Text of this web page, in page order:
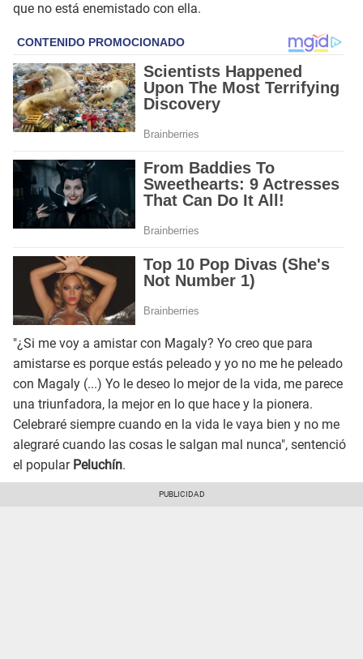
que no está enemistado con ella.
"¿Si me voy a amistar con Magaly? Yo creo que para
amistarse es porque estás peleado y yo no me he peleado
con Magaly (...) Yo le deseo lo mejor de la vida, me parece
una triunfadora, la mejor en lo que hace y la pionera.
Celebraré siempre cuando en la vida le vaya bien y no me
alegraré cuando las cosas le salgan mal nunca", sentenció
el popular Peluchín.